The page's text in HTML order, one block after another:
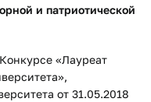
и патриотической
«Лауреат
от 31.05.2018